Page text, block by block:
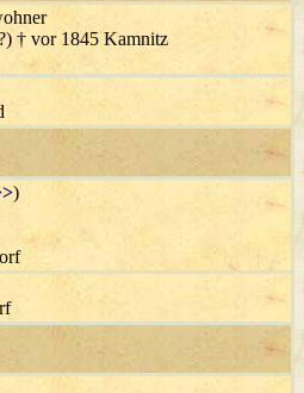
† vor 1845 Kamnitz
)